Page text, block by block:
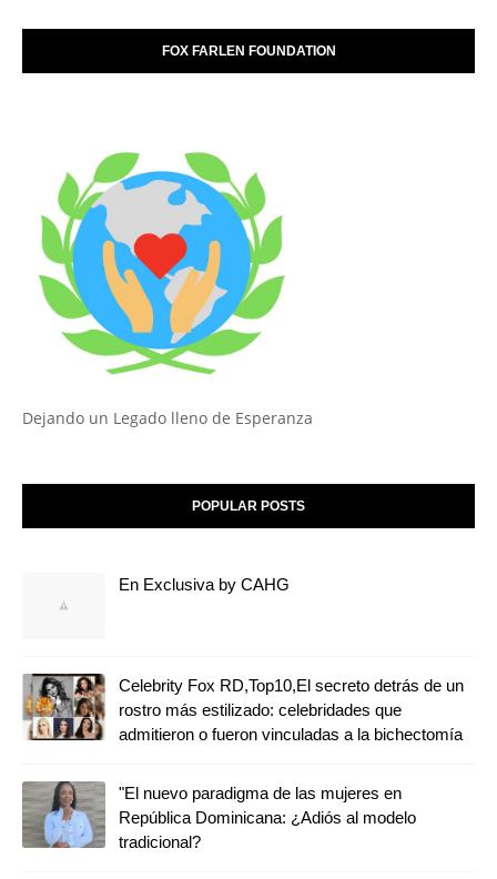
FOX FARLEN FOUNDATION
Dejando un Legado lleno de Esperanza
POPULAR POSTS
En Exclusiva by CAHG
Celebrity Fox RD,Top10,El secreto detrás de un
rostro más estilizado: celebridades que
admitieron o fueron vinculadas a la bichectomía
"El nuevo paradigma de las mujeres en
República Dominicana: ¿Adiós al modelo
tradicional?